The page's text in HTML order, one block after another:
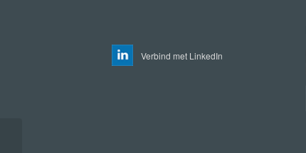
Verbind met LinkedIn